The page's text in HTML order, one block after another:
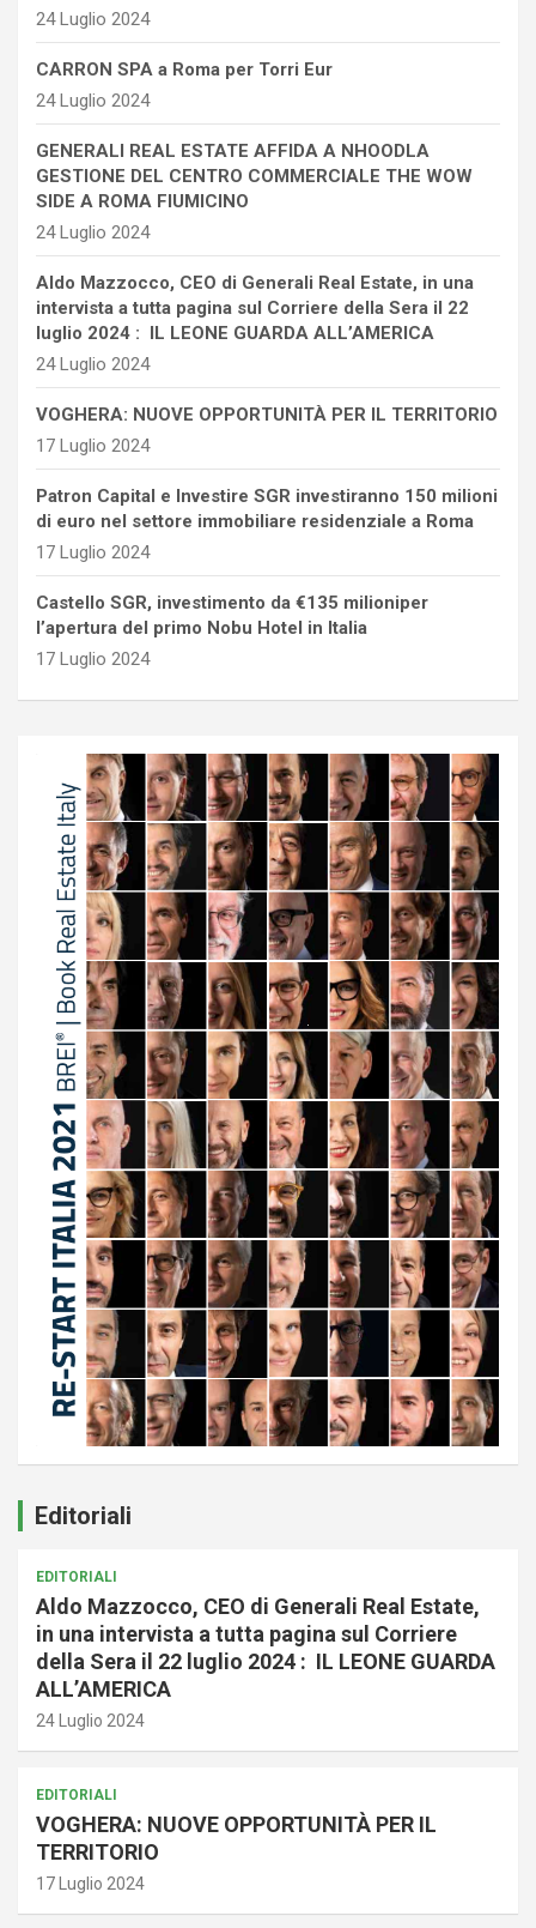
24 Luglio 2024
CARRON SPA a Roma per Torri Eur
24 Luglio 2024
GENERALI REAL ESTATE AFFIDA A NHOODLA
GESTIONE DEL CENTRO COMMERCIALE THE WOW
SIDE A ROMA FIUMICINO
24 Luglio 2024
Aldo Mazzocco, CEO di Generali Real Estate, in una
intervista a tutta pagina sul Corriere della Sera il 22
luglio 2024 : IL LEONE GUARDA ALL’AMERICA
24 Luglio 2024
VOGHERA: NUOVE OPPORTUNITÀ PER IL TERRITORIO
17 Luglio 2024
Patron Capital e Investire SGR investiranno 150 milioni
di euro nel settore immobiliare residenziale a Roma
17 Luglio 2024
Castello SGR, investimento da €135 milioniper
l’apertura del primo Nobu Hotel in Italia
17 Luglio 2024
Editoriali
EDITORIALI
Aldo Mazzocco, CEO di Generali Real Estate,
in una intervista a tutta pagina sul Corriere
della Sera il 22 luglio 2024 : IL LEONE GUARDA
ALL’AMERICA
24 Luglio 2024
EDITORIALI
VOGHERA: NUOVE OPPORTUNITÀ PER IL
TERRITORIO
17 Luglio 2024